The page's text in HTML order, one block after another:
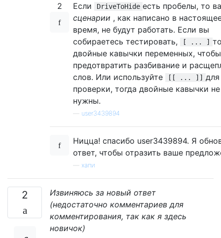
2 Если DriveToHide есть пробелы, то
сценарии , как написано в
время, не будут работать. Если вы
собираетесь тестировать,
[ ... ]
двойные кавычки переменных, чтобы
предотвратить разбивание и
слов. Или используйте
[[ ... ]] для
проверки, тогда двойные кавычки не
нужны.
user3439894
Ницца! спасибо user3439894. Я
ответ, чтобы отразить ваше
хапи
2
Извиняюсь за новый ответ
(недостаточно комментариев для
комментирования, так как я здесь
новичок)